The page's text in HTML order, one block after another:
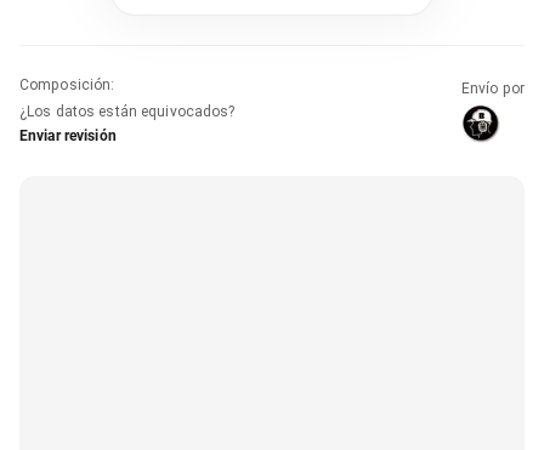
Composición:
¿Los datos están equivocados?
Enviar revisión
Envío por